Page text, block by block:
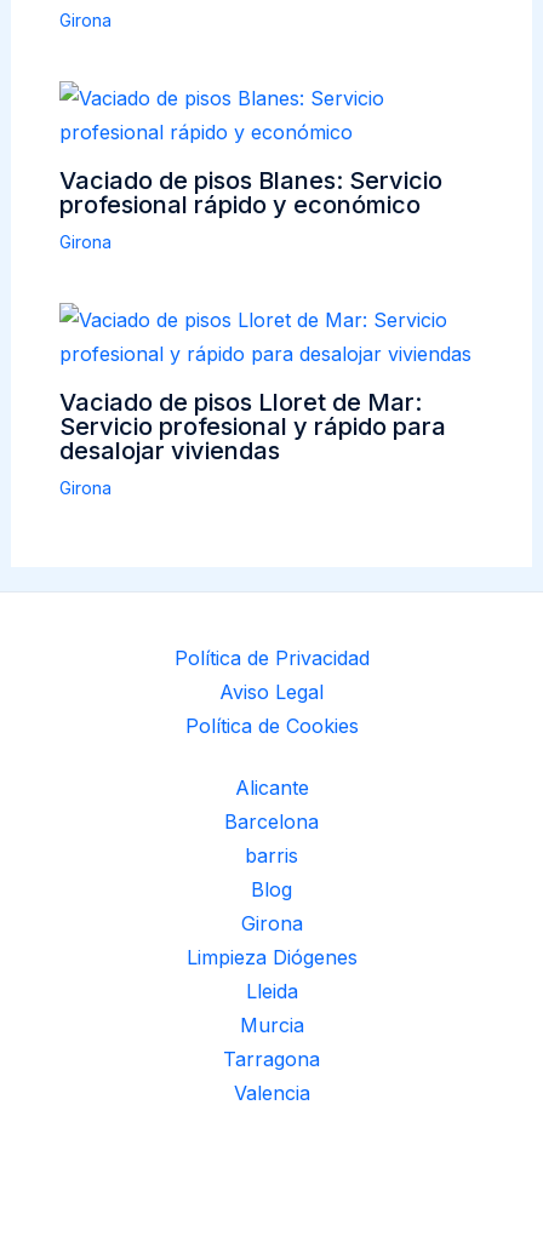
Girona
Vaciado de pisos Blanes: Servicio
profesional rápido y económico
Girona
Vaciado de pisos Lloret de Mar:
Servicio profesional y rápido para
desalojar viviendas
Girona
Política de Privacidad
Aviso Legal
Política de Cookies
Alicante
Barcelona
barris
Blog
Girona
Limpieza Diógenes
Lleida
Murcia
Tarragona
Valencia